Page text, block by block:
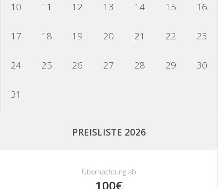
10 11 12 13 14 15 16
17 18 19 20 21 22 23
24 25 26 27 28 29 30
31
PREISLISTE 2026
Übernachtung ab
100€